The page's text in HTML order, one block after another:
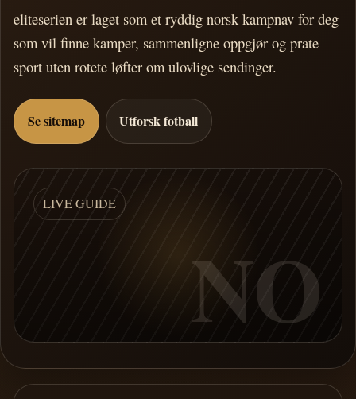
eliteserien er laget som et ryddig norsk kampnav for deg
som vil finne kamper, sammenligne oppgjør og prate
sport uten rotete løfter om ulovlige sendinger.
Se sitemap Utforsk fotball
LIVE GUIDE
NO